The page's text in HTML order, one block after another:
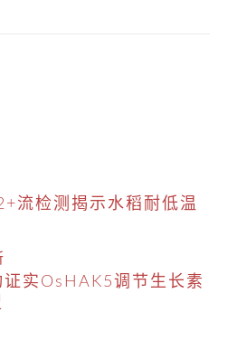
流检测揭示水稻耐低温
实OsHAK5调节生长素